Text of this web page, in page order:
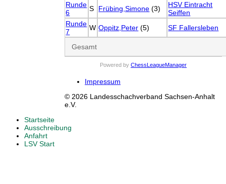
Runde
6
S Frübing,Simone (3)
HSV Eintracht
Seiffen
Runde
7
W Oppitz,Peter (5) SF Fallersleben
Gesamt
Powered by ChessLeagueManager
Impressum
© 2026 Landesschachverband Sachsen-Anhalt
e.V.
Startseite
Ausschreibung
Anfahrt
LSV Start